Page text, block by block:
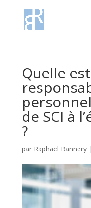
Quelle
de SCI à
?
par Raphaël Bannery|